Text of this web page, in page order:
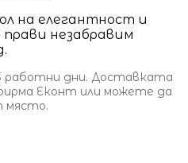
на елегантност и
незабравим
работни дни. Доставката
Еконт или можете да
място.